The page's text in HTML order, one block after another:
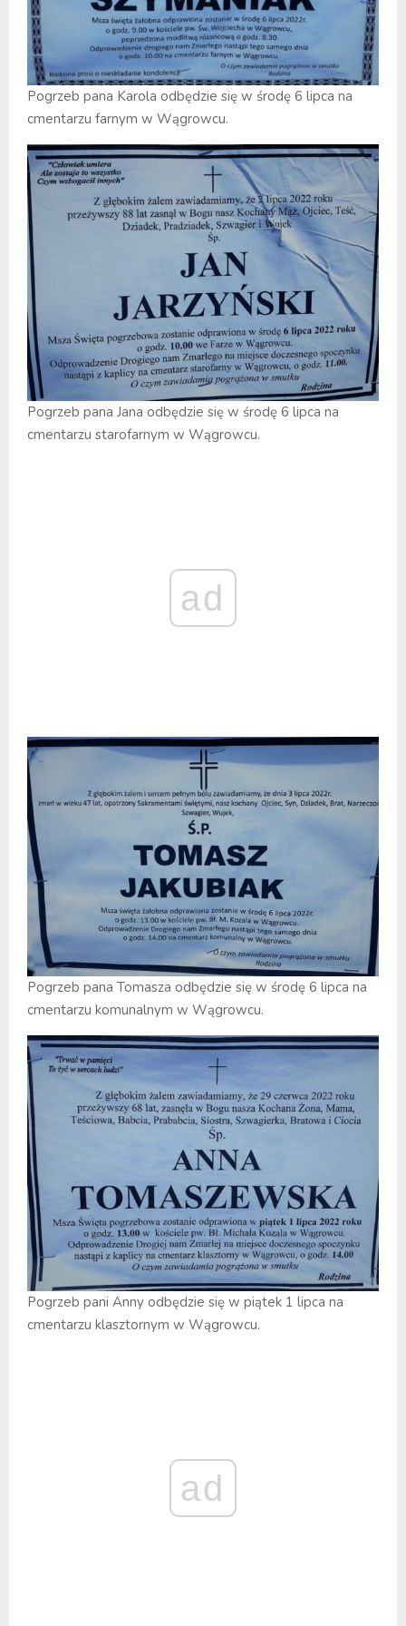
Pogrzeb pana Karola odbędzie się w środę 6 lipca na
cmentarzu farnym w Wągrowcu.
Pogrzeb pana Jana odbędzie się w środę 6 lipca na
cmentarzu starofarnym w Wągrowcu.
ad
Pogrzeb pana Tomasza odbędzie się w środę 6 lipca na
cmentarzu komunalnym w Wągrowcu.
Pogrzeb pani Anny odbędzie się w piątek 1 lipca na
cmentarzu klasztornym w Wągrowcu.
ad